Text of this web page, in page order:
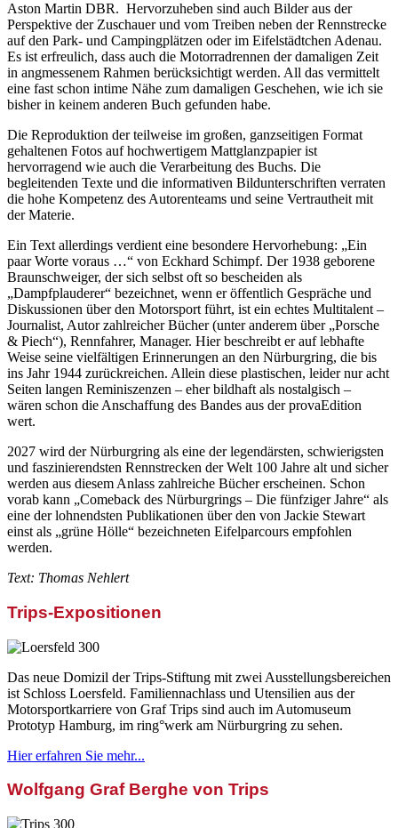
Aston Martin DBR. Hervorzuheben sind auch Bilder aus der
Perspektive der Zuschauer und vom Treiben neben der Rennstrecke
auf den Park- und Campingplätzen oder im Eifelstädtchen Adenau.
Es ist erfreulich, dass auch die Motorradrennen der damaligen Zeit
in angmessenem Rahmen berücksichtigt werden. All das vermittelt
eine fast schon intime Nähe zum damaligen Geschehen, wie ich sie
bisher in keinem anderen Buch gefunden habe.
Die Reproduktion der teilweise im großen, ganzseitigen Format
gehaltenen Fotos auf hochwertigem Mattglanzpapier ist
hervorragend wie auch die Verarbeitung des Buchs. Die
begleitenden Texte und die informativen Bildunterschriften verraten
die hohe Kompetenz des Autorenteams und seine Vertrautheit mit
der Materie.
Ein Text allerdings verdient eine besondere Hervorhebung: „Ein
paar Worte voraus …“ von Eckhard Schimpf. Der 1938 geborene
Braunschweiger, der sich selbst oft so bescheiden als
„Dampfplauderer“ bezeichnet, wenn er öffentlich Gespräche und
Diskussionen über den Motorsport führt, ist ein echtes Multitalent –
Journalist, Autor zahlreicher Bücher (unter anderem über „Porsche
& Piech“), Rennfahrer, Manager. Hier beschreibt er auf lebhafte
Weise seine vielfältigen Erinnerungen an den Nürburgring, die bis
ins Jahr 1944 zurückreichen. Allein diese plastischen, leider nur acht
Seiten langen Reminiszenzen – eher bildhaft als nostalgisch –
wären schon die Anschaffung des Bandes aus der provaEdition
wert.
2027 wird der Nürburgring als eine der legendärsten, schwierigsten
und faszinierendsten Rennstrecken der Welt 100 Jahre alt und sicher
werden aus diesem Anlass zahlreiche Bücher erscheinen. Schon
vorab kann „Comeback des Nürburgrings – Die fünfziger Jahre“ als
eine der lohnendsten Publikationen über den von Jackie Stewart
einst als „grüne Hölle“ bezeichneten Eifelparcours empfohlen
werden.
Text: Thomas Nehlert
Trips-Expositionen
Das neue Domizil der Trips-Stiftung mit zwei Ausstellungsbereichen
ist Schloss Loersfeld. Familiennachlass und Utensilien aus der
Motorsportkarriere von Graf Trips sind auch im Automuseum
Prototyp Hamburg, im ring°werk am Nürburgring zu sehen.
Hier erfahren Sie mehr...
Wolfgang Graf Berghe von Trips